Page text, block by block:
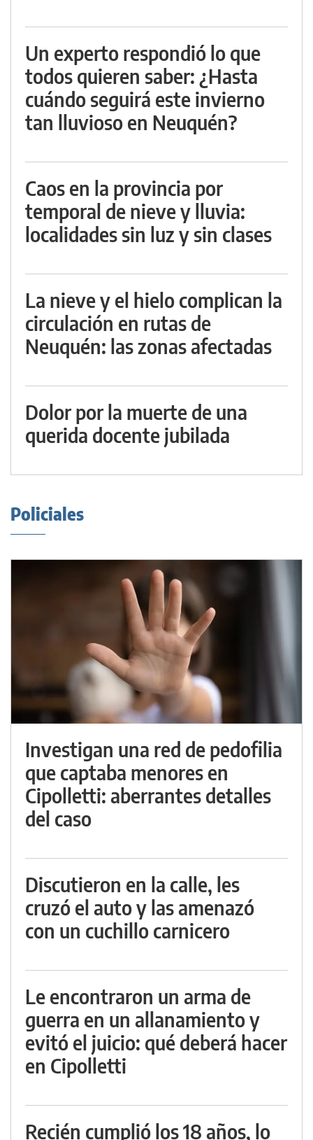
Un experto respondió lo que
todos quieren saber: ¿Hasta
cuándo seguirá este invierno
tan lluvioso en Neuquén?
Caos en la provincia por
temporal de nieve y lluvia:
localidades sin luz y sin clases
La nieve y el hielo complican la
circulación en rutas de
Neuquén: las zonas afectadas
Dolor por la muerte de una
querida docente jubilada
Policiales
Investigan una red de pedofilia
que captaba menores en
Cipolletti: aberrantes detalles
del caso
Discutieron en la calle, les
cruzó el auto y las amenazó
con un cuchillo carnicero
Le encontraron un arma de
guerra en un allanamiento y
evitó el juicio: qué deberá hacer
en Cipolletti
Recién cumplió los 18 años, lo